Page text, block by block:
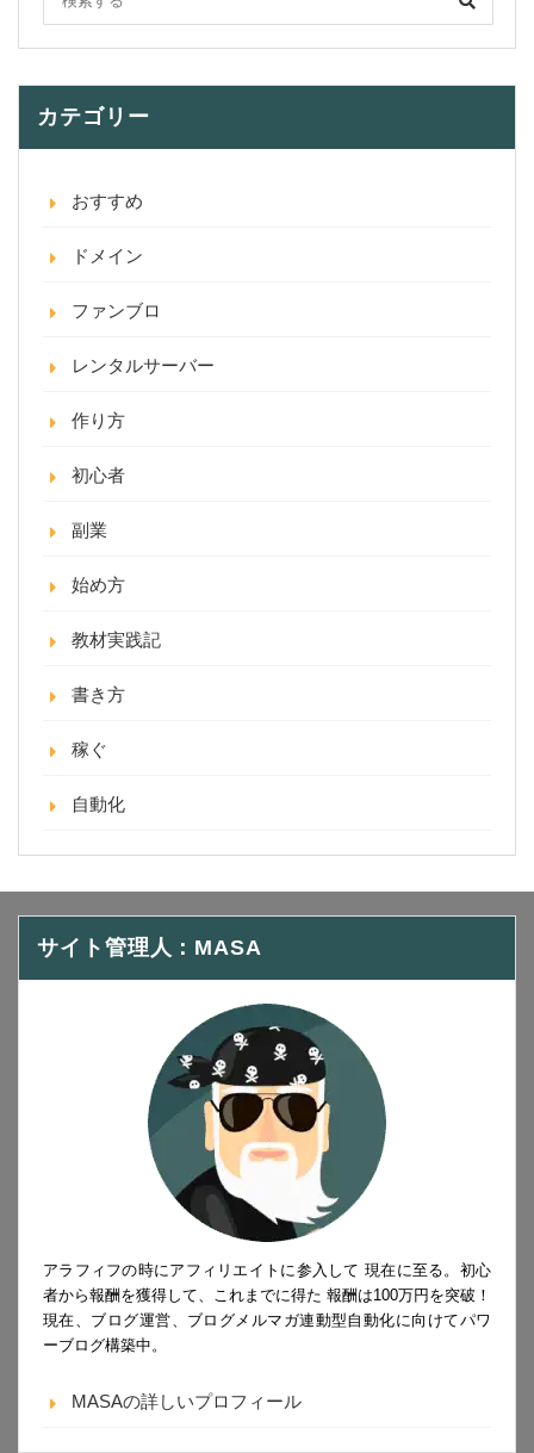
カテゴリー
おすすめ
ドメイン
ファンブロ
レンタルサーバー
作り方
初心者
副業
始め方
教材実践記
書き方
稼ぐ
自動化
サイト管理人：MASA
アラフィフの時にアフィリエイトに参入して 現在に至る。初心
者から報酬を獲得して、これまでに得た 報酬は100万円を突破！
現在、ブログ運営、ブログメルマガ連動型自動化に向けてパワ
ーブログ構築中。
MASAの詳しいプロフィール